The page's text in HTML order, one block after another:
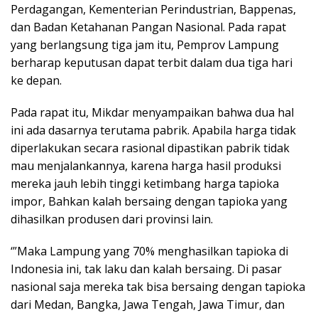
Perdagangan, Kementerian Perindustrian, Bappenas,
dan Badan Ketahanan Pangan Nasional. Pada rapat
yang berlangsung tiga jam itu, Pemprov Lampung
berharap keputusan dapat terbit dalam dua tiga hari
ke depan.
Pada rapat itu, Mikdar menyampaikan bahwa dua hal
ini ada dasarnya terutama pabrik. Apabila harga tidak
diperlakukan secara rasional dipastikan pabrik tidak
mau menjalankannya, karena harga hasil produksi
mereka jauh lebih tinggi ketimbang harga tapioka
impor, Bahkan kalah bersaing dengan tapioka yang
dihasilkan produsen dari provinsi lain.
‘”Maka Lampung yang 70% menghasilkan tapioka di
Indonesia ini, tak laku dan kalah bersaing. Di pasar
nasional saja mereka tak bisa bersaing dengan tapioka
dari Medan, Bangka, Jawa Tengah, Jawa Timur, dan